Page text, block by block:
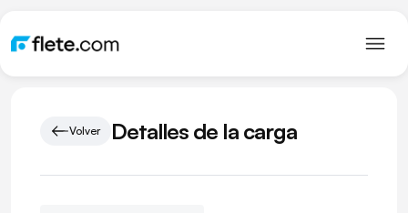
Volver Detalles de la carga